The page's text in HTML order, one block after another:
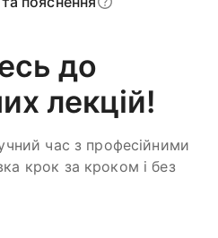
до
лекцій!
час з професійними
крок за кроком і без